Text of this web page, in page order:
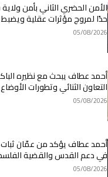
الأمن الحضري الثاني بأمن
حدًا لمروج مؤثرات عقلية ويضبط 600
05/08/2026
أحمد عطاف يبحث مع نظيره
التعاون الثنائي وتطورات
05/08/2026
أحمد عطاف يؤكد من عمّان ثبات
في دعم القدس والقضية
05/08/2026